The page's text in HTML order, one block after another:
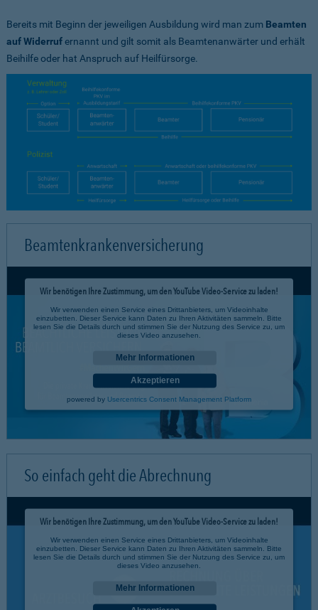
Bereits mit Beginn der jeweiligen Ausbildung wird man zum Beamten
auf Widerrufernannt und gilt somit als Beamtenanwärter und erhält
Beihilfe oder hat Anspruch auf Heilfürsorge.
Beamtenkrankenversicherung
Wir benötigen Ihre Zustimmung, um den YouTube Video-Service zu laden!
Wir verwenden einen Service eines Drittanbieters, um Videoinhalte
einzubetten. Dieser Service kann Daten zu Ihren Aktivitäten sammeln. Bitte
lesen Sie die Details durch und stimmen Sie der Nutzung des Service zu, um
dieses Video anzusehen.
Mehr Informationen
Akzeptieren
powered by Usercentrics Consent Management Platform
So einfach geht die Abrechnung
Wir benötigen Ihre Zustimmung, um den YouTube Video-Service zu laden!
Wir verwenden einen Service eines Drittanbieters, um Videoinhalte
einzubetten. Dieser Service kann Daten zu Ihren Aktivitäten sammeln. Bitte
lesen Sie die Details durch und stimmen Sie der Nutzung des Service zu, um
dieses Video anzusehen.
Mehr Informationen